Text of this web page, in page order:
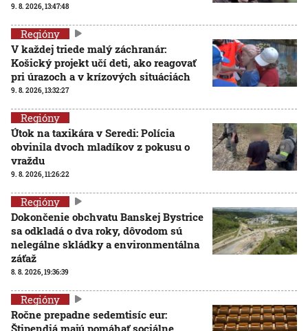
9. 8. 2026, 13:47:48
Regióny
V každej triede malý záchranár:
Košický projekt učí deti, ako reagovať
pri úrazoch a v krízových situáciách
9. 8. 2026, 13:32:27
Regióny
Útok na taxikára v Seredi: Polícia
obvinila dvoch mladíkov z pokusu o
vraždu
9. 8. 2026, 11:26:22
Regióny
Dokončenie obchvatu Banskej Bystrice
sa odkladá o dva roky, dôvodom sú
nelegálne skládky a environmentálna
záťaž
8. 8. 2026, 19:36:39
Regióny
Ročne prepadne sedemtisíc eur:
Štipendiá majú pomáhať sociálne